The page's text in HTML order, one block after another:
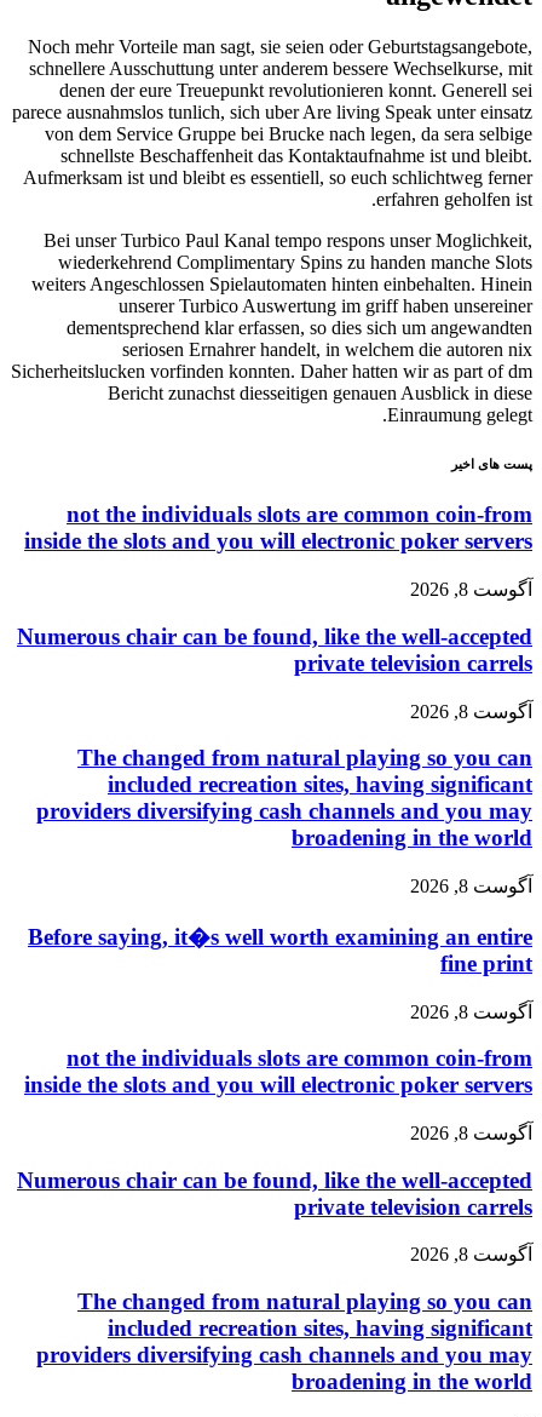
Noch mehr Vorteile man sagt, sie seien oder Geburtstagsangebote,
schnellere Ausschuttung unter anderem bessere Wechselkurse, mit
denen der eure Treuepunkt revolutionieren konnt. Generell sei
parece ausnahmslos tunlich, sich uber Are living Speak unter einsatz
von dem Service Gruppe bei Brucke nach legen, da sera selbige
schnellste Beschaffenheit das Kontaktaufnahme ist und bleibt.
Aufmerksam ist und bleibt es essentiell, so euch schlichtweg ferner
erfahren geholfen ist.
Bei unser Turbico Paul Kanal tempo respons unser Moglichkeit,
wiederkehrend Complimentary Spins zu handen manche Slots
weiters Angeschlossen Spielautomaten hinten einbehalten. Hinein
unserer Turbico Auswertung im griff haben unsereiner
dementsprechend klar erfassen, so dies sich um angewandten
seriosen Ernahrer handelt, in welchem die autoren nix
Sicherheitslucken vorfinden konnten. Daher hatten wir as part of dm
Bericht zunachst diesseitigen genauen Ausblick in diese
Einraumung gelegt.
پست های اخیر
not the individuals slots are common coin-from
inside the slots and you will electronic poker servers
آگوست 8, 2026
Numerous chair can be found, like the well-accepted
private television carrels
آگوست 8, 2026
The changed from natural playing so you can
included recreation sites, having significant
providers diversifying cash channels and you may
broadening in the world
آگوست 8, 2026
Before saying, it�s well worth examining an entire
fine print
آگوست 8, 2026
not the individuals slots are common coin-from
inside the slots and you will electronic poker servers
آگوست 8, 2026
Numerous chair can be found, like the well-accepted
private television carrels
آگوست 8, 2026
The changed from natural playing so you can
included recreation sites, having significant
providers diversifying cash channels and you may
broadening in the world